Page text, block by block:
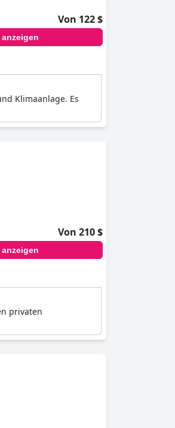
Von 122 $
anzeigen
Klimaanlage. Es
Von 210 $
anzeigen
privaten